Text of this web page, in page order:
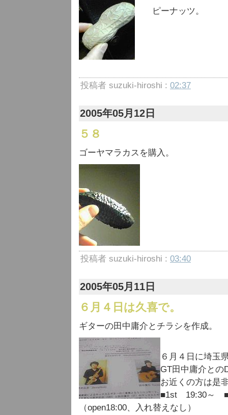
ピーナッツ。
投稿者 suzuki-hiroshi : 02:37
2005年05月12日
５８
ゴーヤマラカスを購入。
投稿者 suzuki-hiroshi : 03:40
2005年05月11日
６月４日は久喜で。
ギターの田中庸介とチラシを作成。
６月４日に埼玉
GT田中庸介との
お近くの方は是
■1st 19:30～
（open18:00、入れ替えなし）